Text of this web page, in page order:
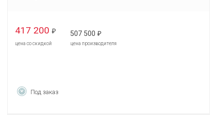
417 200 ₽
цена со скидкой
507 500 ₽
цена производителя
Под заказ